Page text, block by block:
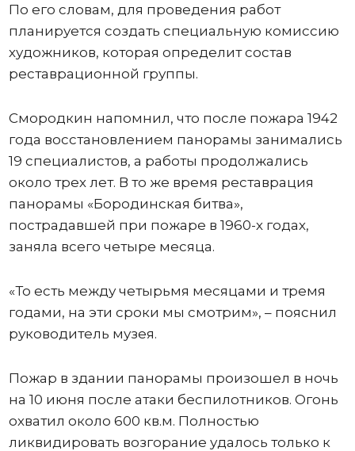
По его словам, для проведения работ
планируется создать специальную комиссию
художников, которая определит состав
реставрационной группы.
Смородкин напомнил, что после пожара 1942
года восстановлением панорамы занимались
19 специалистов, а работы продолжались
около трех лет. В то же время реставрация
панорамы «Бородинская битва»,
пострадавшей при пожаре в 1960-х годах,
заняла всего четыре месяца.
«То есть между четырьмя месяцами и тремя
годами, на эти сроки мы смотрим», – пояснил
руководитель музея.
Пожар в здании панорамы произошел в ночь
на 10 июня после атаки беспилотников. Огонь
охватил около 600 кв.м. Полностью
ликвидировать возгорание удалось только к